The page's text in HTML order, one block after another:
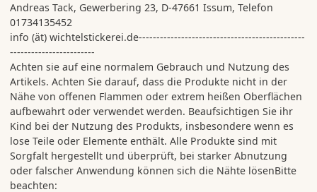
Andreas Tack, Gewerbering 23, D-47661 Issum, Telefon
01734135452
info (ät) wichtelstickerei.de-----------------------------------------------
------------------------
Achten sie auf eine normalem Gebrauch und Nutzung des
Artikels. Achten Sie darauf, dass die Produkte nicht in der
Nähe von offenen Flammen oder extrem heißen Oberflächen
aufbewahrt oder verwendet werden. Beaufsichtigen Sie ihr
Kind bei der Nutzung des Produkts, insbesondere wenn es
lose Teile oder Elemente enthält. Alle Produkte sind mit
Sorgfalt hergestellt und überprüft, bei starker Abnutzung
oder falscher Anwendung können sich die Nähte lösenBitte
beachten: